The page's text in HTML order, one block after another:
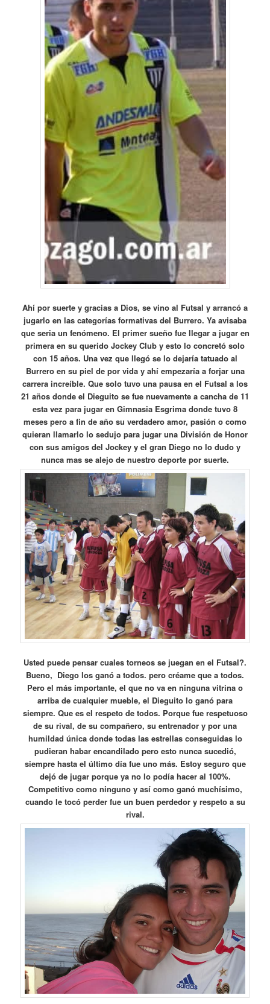
Ahí por suerte y gracias a Dios, se vino al Futsal y arrancó a
jugarlo en las categorías formativas del Burrero. Ya avisaba
que seria un fenómeno. El primer sueño fue llegar a jugar en
primera en su querido Jockey Club y esto lo concretó solo
con 15 años. Una vez que llegó se lo dejaría tatuado al
Burrero en su piel de por vida y ahí empezaría a forjar una
carrera increíble. Que solo tuvo una pausa en el Futsal a los
21 años donde el Dieguito se fue nuevamente a cancha de 11
esta vez para jugar en Gimnasia Esgrima donde tuvo 8
meses pero a fin de año su verdadero amor, pasión o como
quieran llamarlo lo sedujo para jugar una División de Honor
con sus amigos del Jockey y el gran Diego no lo dudo y
nunca mas se alejo de nuestro deporte por suerte.
Usted puede pensar cuales torneos se juegan en el Futsal?.
Bueno, Diego los ganó a todos. pero créame que a todos.
Pero el más importante, el que no va en ninguna vitrina o
arriba de cualquier mueble, el Dieguito lo ganó para
siempre. Que es el respeto de todos. Porque fue respetuoso
de su rival, de su compañero, su entrenador y por una
humildad única donde todas las estrellas conseguidas lo
pudieran habar encandilado pero esto nunca sucedió,
siempre hasta el último día fue uno más. Estoy seguro que
dejó de jugar porque ya no lo podía hacer al 100%.
Competitivo como ninguno y así como ganó muchísimo,
cuando le tocó perder fue un buen perdedor y respeto a su
rival.